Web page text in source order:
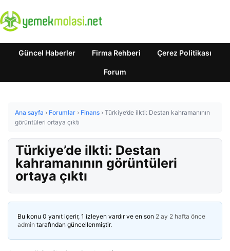
Güncel Haberler Firma Rehberi Çerez Politikası
Forum
Ana sayfa › Forumlar › Finans › Türkiye’de ilkti: Destan kahramanının
görüntüleri ortaya çıktı
Türkiye’de ilkti: Destan
kahramanının görüntüleri
ortaya çıktı
Bu konu 0 yanıt içerir, 1 izleyen vardır ve en son 2 ay 2 hafta önce
admin tarafından güncellenmiştir.